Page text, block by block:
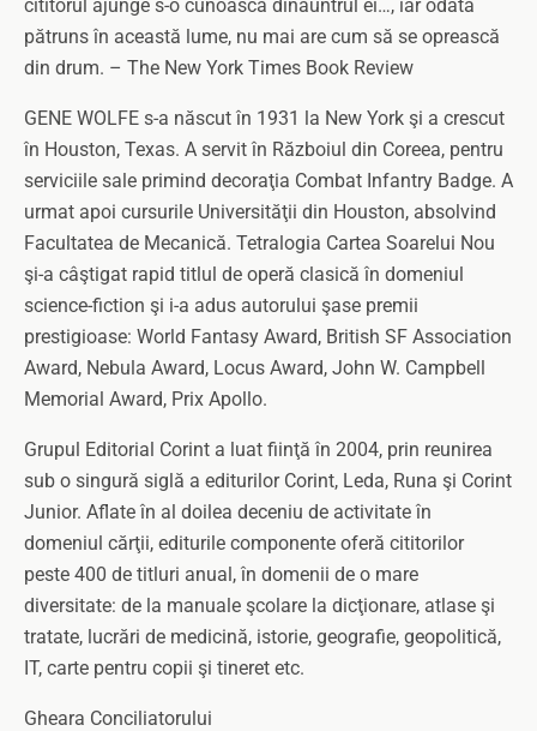
cititorul ajunge s-o cunoască dinăuntrul ei…, iar odată
pătruns în această lume, nu mai are cum să se oprească
din drum. – The New York Times Book Review
GENE WOLFE s-a născut în 1931 la New York şi a crescut
în Houston, Texas. A servit în Războiul din Coreea, pentru
serviciile sale primind decoraţia Combat Infantry Badge. A
urmat apoi cursurile Universităţii din Houston, absolvind
Facultatea de Mecanică. Tetralogia Cartea Soarelui Nou
şi-a câştigat rapid titlul de operă clasică în domeniul
science-fiction şi i-a adus autorului şase premii
prestigioase: World Fantasy Award, British SF Association
Award, Nebula Award, Locus Award, John W. Campbell
Memorial Award, Prix Apollo.
Grupul Editorial Corint a luat fiinţă în 2004, prin reunirea
sub o singură siglă a editurilor Corint, Leda, Runa şi Corint
Junior. Aflate în al doilea deceniu de activitate în
domeniul cărţii, editurile componente oferă cititorilor
peste 400 de titluri anual, în domenii de o mare
diversitate: de la manuale şcolare la dicţionare, atlase şi
tratate, lucrări de medicină, istorie, geografie, geopolitică,
IT, carte pentru copii şi tineret etc.
Gheara Conciliatorului